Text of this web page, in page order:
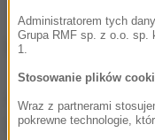
Wyniki
Agnieszka
Szwedowa
Administratorem tych
Grupa RMF sp. z o.o. sp.
1.
Stosowanie plików
Wraz z partnerami
pokrewne technologie,